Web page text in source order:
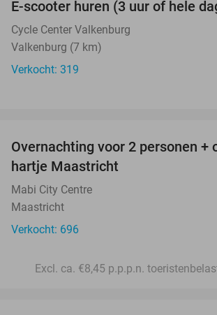
E-scooter huren (3 uur of hele
Cycle Center Valkenburg
Valkenburg (7 km)
Verkocht: 319
Overnachting voor 2 personen +
hartje Maastricht
Mabi City Centre
Maastricht
Verkocht: 696
Excl. ca. €8,45 p.p.p.n.